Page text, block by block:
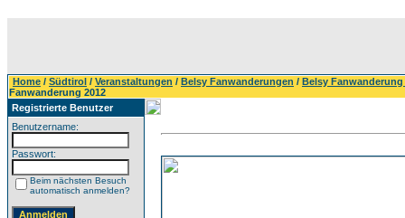
Home / Südtirol / Veranstaltungen / Belsy Fanwanderungen / Belsy Fanwanderung
Fanwanderung 2012
Registrierte Benutzer
Benutzername:
Passwort:
Beim nächsten Besuch
automatisch anmelden?